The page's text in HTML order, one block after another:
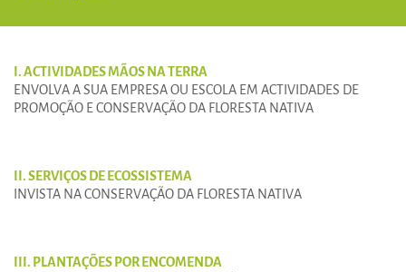
I. ACTIVIDADES MÃOS NA TERRA
ENVOLVA A SUA EMPRESA OU ESCOLA EM ACTIVIDADES DE
PROMOÇÃO E CONSERVAÇÃO DA FLORESTA NATIVA
II. SERVIÇOS DE ECOSSISTEMA
INVISTA NA CONSERVAÇÃO DA FLORESTA NATIVA
III. PLANTAÇÕES POR ENCOMENDA